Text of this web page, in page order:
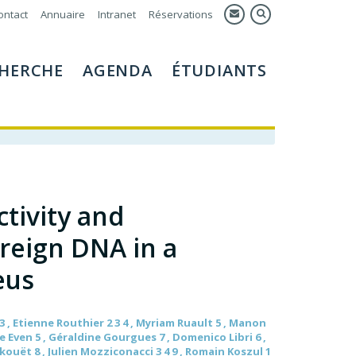
Annuaire Intranet Réservations
AGENDA ÉTUDIANTS
and
DNA in a
, Etienne Routhier 2 3 4 , Myriam Ruault 5 , Manon
5 , Géraldine Gourgues 7 , Domenico Libri 6 ,
8 , Julien Mozziconacci 3 4 9 , Romain Koszul 1